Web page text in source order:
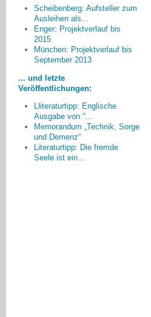
Scheibenberg: Aufsteller zum
Ausleihen als...
Enger: Projektverlauf bis
2015
München: Projektverlauf bis
September 2013
... und letzte
Veröffentlichungen:
Lliteraturtipp: Englische
Ausgabe von "...
Memorandum „Technik, Sorge
und Demenz“
Literaturtipp: Die fremde
Seele ist ein...
Bei der Auswertung des
Projekts ist uns deutlich geworden,
dass wir noch am Anfang stehen
und unser Bemühen weitergehen
Bruna Wernet, Friedrichshafen